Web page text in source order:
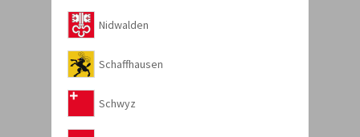
Nidwalden
Schaffhausen
Schwyz